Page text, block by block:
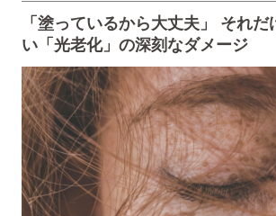
稿
ナ
ビ
ゲ
ー
シ
ョ
ン
「塗っているから大丈夫」 それ
い「光老化」の深刻なダメージ